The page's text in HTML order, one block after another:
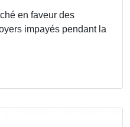
en faveur des
impayés pendant la